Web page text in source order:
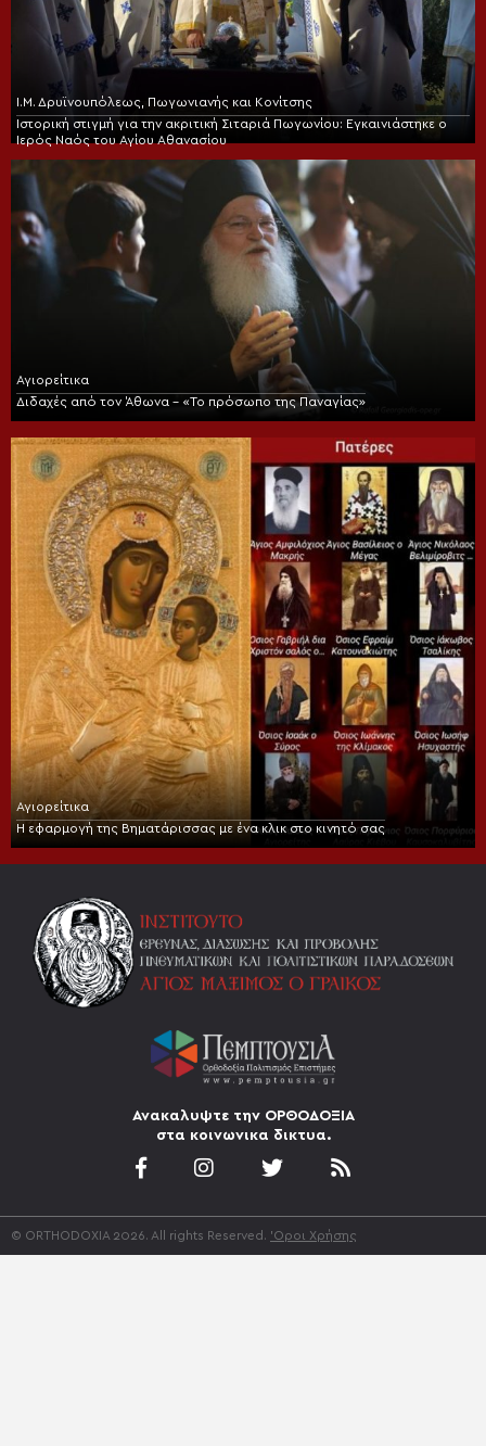
Ι.Μ. Δρυϊνουπόλεως, Πωγωνιανής και Κονίτσης
Ιστορική στιγμή για την ακριτική Σιταριά Πωγωνίου: Εγκαινιάστηκε ο
Ιερός Ναός του Αγίου Αθανασίου
Αγιορείτικα
Διδαχές από τον Άθωνα – «Το πρόσωπο της Παναγίας»
Αγιορείτικα
Η εφαρμογή της Βηματάρισσας με ένα κλικ στο κινητό σας
Ανακαλυψτε την ΟΡΘΟΔΟΞΙΑ
στα κοινωνικα δικτυα.
© ORTHODOXIA 2026. All rights Reserved. 'Οροι Χρήσης